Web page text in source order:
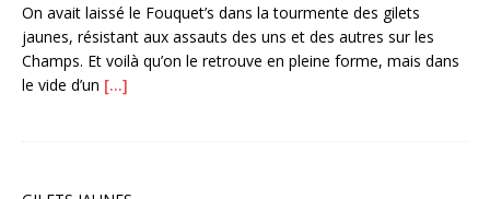
On avait laissé le Fouquet’s dans la tourmente des gilets
jaunes, résistant aux assauts des uns et des autres sur les
Champs. Et voilà qu’on le retrouve en pleine forme, mais dans
le vide d’un […]